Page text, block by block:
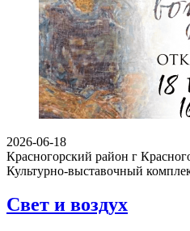
2026-06-18
Красногорский район г
Культурно-выставочный
Свет и воздух